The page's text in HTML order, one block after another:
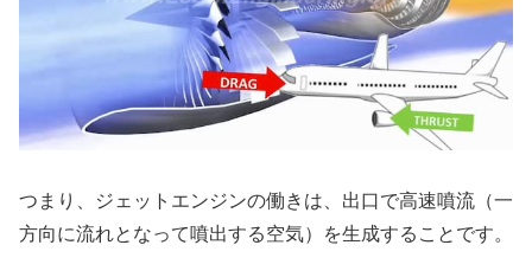
つまり、ジェットエンジンの働きは、出口で高速噴流（一
方向に流れとなって噴出する空気）を生成することです。